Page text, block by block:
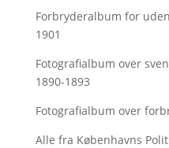
Forbryderalbum for
1901
Fotografialbum over
1890-1893
Fotografialbum over
Alle fra Københavns